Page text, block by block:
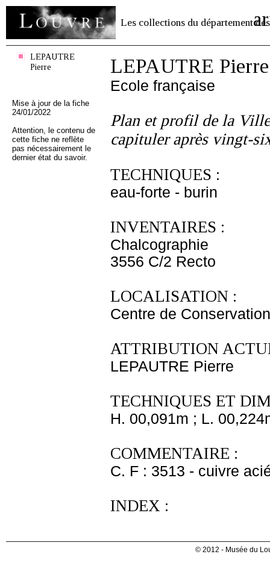
Les collections du département des
LEPAUTRE
Pierre
Mise à jour de la fiche
24/01/2022
Attention, le contenu de
cette fiche ne reflète
pas nécessairement le
dernier état du savoir.
LEPAUTRE Pierre
Ecole française
Plan et profil de la
capituler après vingt-
TECHNIQUES :
eau-forte - burin
INVENTAIRES :
Chalcographie
3556 C/2 Recto
LOCALISATION :
Centre de
ATTRIBUTION
LEPAUTRE Pierre
TECHNIQUES ET
H. 00,091m ; L.
COMMENTAIRE :
C. F : 3513 - cuivre
INDEX :
© 2012 - Musée du